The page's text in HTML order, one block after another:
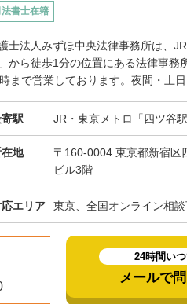
書士在籍
士法人みずほ中央法律事務所は、
から徒歩1分の位置にある法律事務
まで営業しております。夜間・土
駅 JR・東京メトロ「四ツ谷
在地
〒160-0004 東京都新宿区
ビル3階
エリア 東京、全国オンライン相
24時間い
メールで